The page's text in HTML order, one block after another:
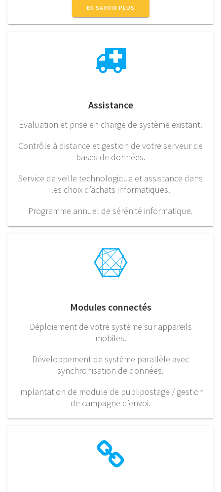
EN SAVOIR PLUS
Assistance
Évaluation et prise en charge de système existant.
Contrôle à distance et gestion de votre serveur de
bases de données.
Service de veille technologique et assistance dans
les choix d’achats informatiques.
Programme annuel de sérénité informatique.
Modules connectés
Déploiement de votre système sur appareils
mobiles.
Développement de système parallèle avec
synchronisation de données.
Implantation de module de publipostage / gestion
de campagne d’envoi.